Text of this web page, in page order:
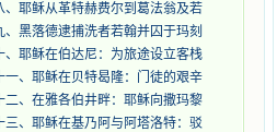
、耶稣从革特赫费尔到葛法翁及若
、黑落德逮捕洗者若翰并囚于玛刻
、耶稣在伯达尼：为旅途设立客栈
一、耶稣在贝特曷隆：门徒的艰辛
二、在雅各伯井畔：耶稣向撒玛黎
三、耶稣在基乃阿与阿塔洛特：驳